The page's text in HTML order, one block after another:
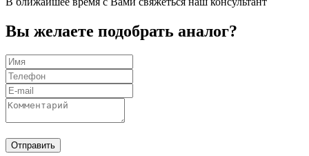
Вы желаете подобрать аналог?
Отправить